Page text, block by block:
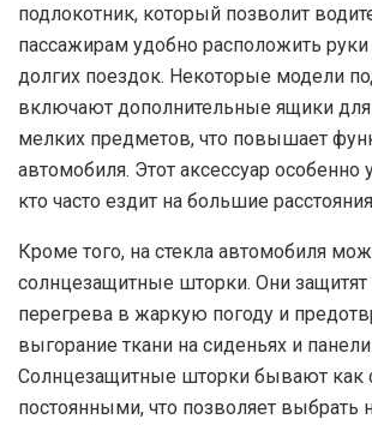
подлокотник, который позволит
пассажирам удобно расположить
долгих поездок. Некоторые модели
включают дополнительные ящики для
мелких предметов, что повышает
автомобиля. Этот аксессуар особенно
кто часто ездит на большие
Кроме того, на стекла автомобиля
солнцезащитные шторки. Они защитят
перегрева в жаркую погоду и
выгорание ткани на сиденьях и панели.
Солнцезащитные шторки бывают как
постоянными, что позволяет выбрать